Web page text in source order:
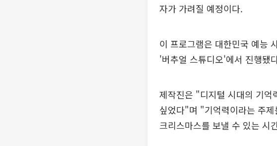
자가 가려질 예정이다.
이 프로그램은 대한민국 예능
'버추얼 스튜디오'에서 진행됐
제작진은 "디지털 시대의 기억
싶었다"며 "기억력이라는 주
크리스마스를 보낼 수 있는 시